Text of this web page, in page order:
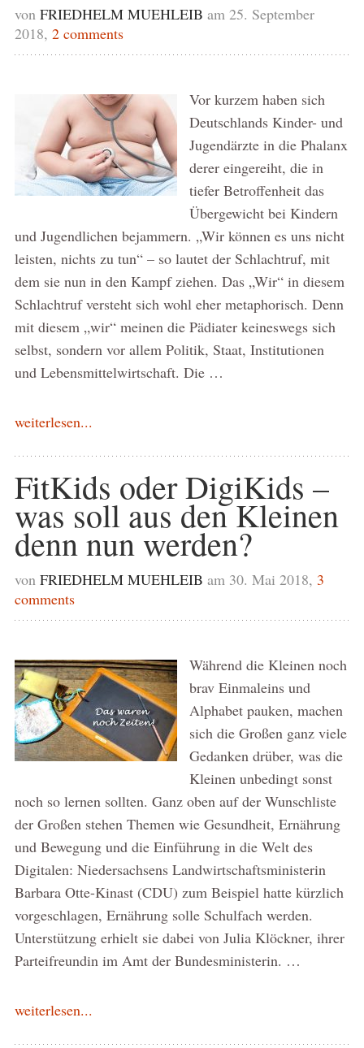
von FRIEDHELM MUEHLEIB am 25. September
2018, 2 comments
Vor kurzem haben sich
Deutschlands Kinder- und
Jugendärzte in die Phalanx
derer eingereiht, die in
tiefer Betroffenheit das
Übergewicht bei Kindern
und Jugendlichen bejammern. „Wir können es uns nicht
leisten, nichts zu tun“ – so lautet der Schlachtruf, mit
dem sie nun in den Kampf ziehen. Das „Wir“ in diesem
Schlachtruf versteht sich wohl eher metaphorisch. Denn
mit diesem „wir“ meinen die Pädiater keineswegs sich
selbst, sondern vor allem Politik, Staat, Institutionen
und Lebensmittelwirtschaft. Die …
weiterlesen...
FitKids oder DigiKids –
was soll aus den Kleinen
denn nun werden?
von FRIEDHELM MUEHLEIB am 30. Mai 2018, 3
comments
Während die Kleinen noch
brav Einmaleins und
Alphabet pauken, machen
sich die Großen ganz viele
Gedanken drüber, was die
Kleinen unbedingt sonst
noch so lernen sollten. Ganz oben auf der Wunschliste
der Großen stehen Themen wie Gesundheit, Ernährung
und Bewegung und die Einführung in die Welt des
Digitalen: Niedersachsens Landwirtschaftsministerin
Barbara Otte-Kinast (CDU) zum Beispiel hatte kürzlich
vorgeschlagen, Ernährung solle Schulfach werden.
Unterstützung erhielt sie dabei von Julia Klöckner, ihrer
Parteifreundin im Amt der Bundesministerin. …
weiterlesen...